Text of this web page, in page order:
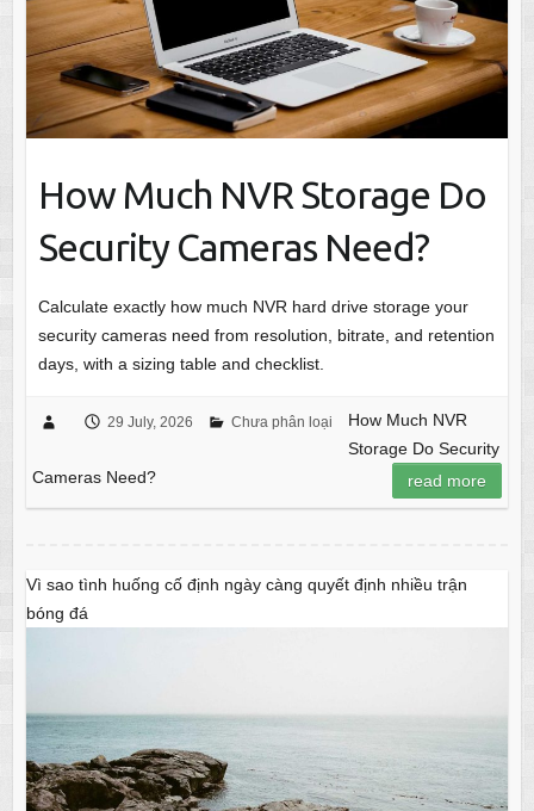
How Much NVR Storage Do
Security Cameras Need?
Calculate exactly how much NVR hard drive storage your
security cameras need from resolution, bitrate, and retention
days, with a sizing table and checklist.
29 July, 2026 Chưa phân loại
How Much NVR
Storage Do Security
Cameras Need?
read more
Vì sao tình huống cố định ngày càng quyết định nhiều trận
bóng đá